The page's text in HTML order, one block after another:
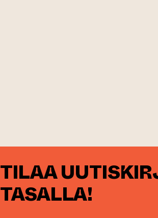
TILAA
TASALLA!